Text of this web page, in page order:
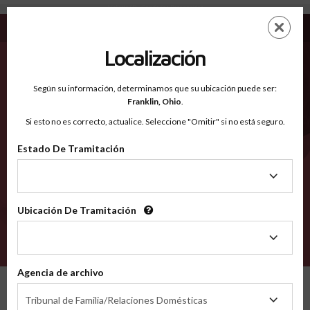
Mellette SD - Condados Reconocidos
EN
Condados Reconocidos
2600
Localización
Según su información, determinamos que su ubicación puede ser:
Franklin, Ohio.
Si esto no es correcto, actualice. Seleccione "Omitir" si no está seguro.
Estado De Tramitación
Tramitación
Ubicación De Tramitación
Tramitación
Agencia de archivo
Tribunal de Familia/Relaciones Domésticas
de